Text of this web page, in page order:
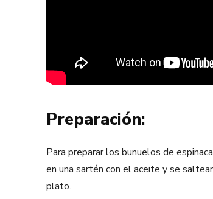
Preparación:
Para preparar los bunuelos de
en una sartén con el aceite y se
plato.